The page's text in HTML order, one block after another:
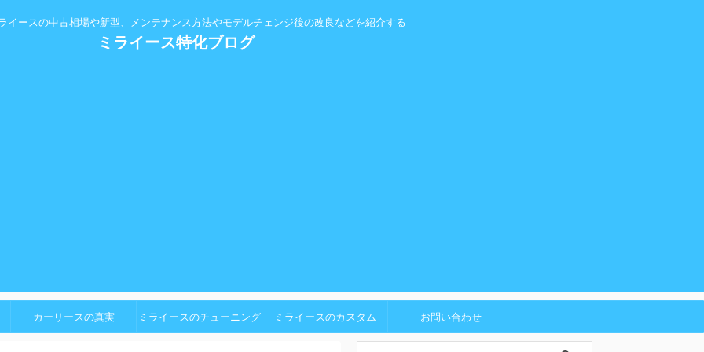
イースの中古相場や新型、メンテナンス方法やモデルチェンジ後の改良などを紹介する
ミライース特化ブログ
カーリースの真実 ミライースのチューニング ミライースのカスタム お問い合わせ